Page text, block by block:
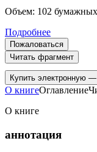
Объем: 102 бумажных
Подробнее
Пожаловаться
Читать фрагмент
Купить электронную
О книгеОглавление
О книге
аннотация